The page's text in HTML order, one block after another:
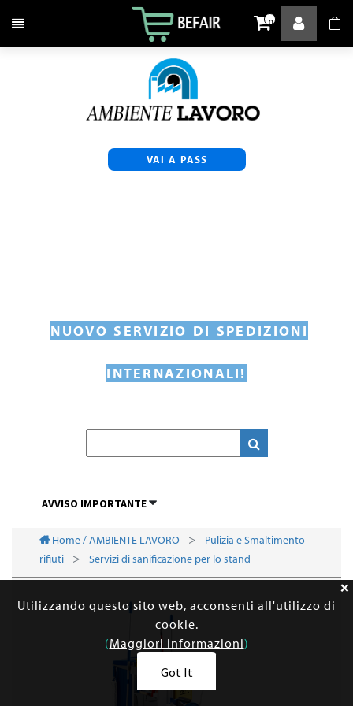
Attiva / disattiva la navigazione 0
VAI A PASS
NUOVO SERVIZIO DI SPEDIZIONI
INTERNAZIONALI!
AVVISO IMPORTANTE
Home / AMBIENTE LAVORO
Pulizia e Smaltimento
rifiuti
Servizi di sanificazione per lo stand
Utilizzando questo sito web, acconsenti all'utilizzo di
cookie.
(Maggiori informazioni)
Got It